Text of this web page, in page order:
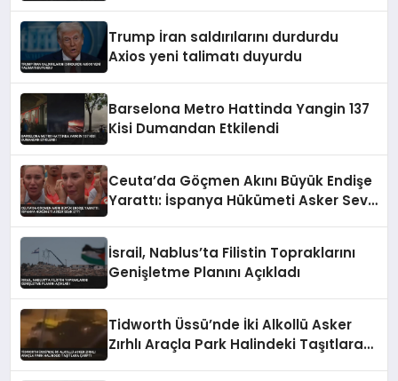
Trump İran saldırılarını durdurdu
Axios yeni talimatı duyurdu
Barselona Metro Hattinda Yangin 137
Kisi Dumandan Etkilendi
Ceuta’da Göçmen Akını Büyük Endişe
Yarattı: İspanya Hükümeti Asker Sevk
İsrail, Nablus’ta Filistin Topraklarını
Genişletme Planını Açıkladı
Tidworth Üssü’nde İki Alkollü Asker
Zırhlı Araçla Park Halindeki Taşıtlara